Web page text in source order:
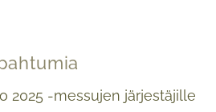
2025 -messujen järjestäjille